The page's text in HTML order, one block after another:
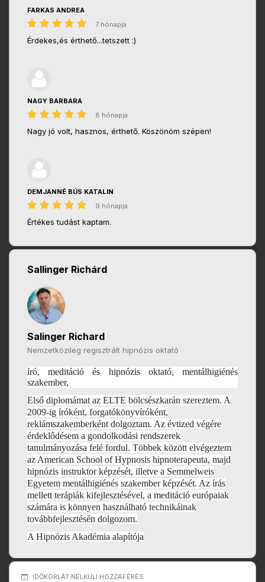
FARKAS ANDREA
7 hónapja
Érdekes,és érthető...tetszett :)
NAGY BARBARA
8 hónapja
Nagy jó volt, hasznos, érthető. Köszönöm szépen!
DEMJANNÉ BÚS KATALIN
9 hónapja
Értékes tudást kaptam.
Sallinger Richárd
Salinger Richard
Nemzetközileg regisztrált hipnózis oktató
író, meditáció és hipnózis oktató, mentálhigiénés
szakember,
Első diplomámat az ELTE bölcsészkarán szereztem. A
2009-ig íróként, forgatókönyvíróként,
reklámszakemberként dolgoztam. Az évtized végére
érdeklődésem a gondolkodási rendszerek
tanulmányozása felé fordul. Többek között elvégeztem
az American School of Hypnosis hipnoterapeuta, majd
hipnózis instruktor képzését, illetve a Semmelweis
Egyetem mentálhigiénés szakember képzését. Az írás
mellett terápiák kifejlesztésével, a meditáció európaiak
számára is könnyen használható technikáinak
továbbfejlesztésén dolgozom.
A Hipnózis Akadémia alapítója
IDŐKORLÁT NÉLKÜLI HOZZÁFÉRÉS